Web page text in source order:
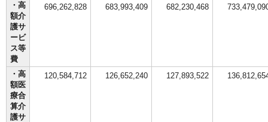
・高
額介
護サ
ービ
ス等
費
696,262,828 683,993,409 682,230,468
・高
額医
療合
算介
護サ
120,584,712 126,652,240 127,893,522